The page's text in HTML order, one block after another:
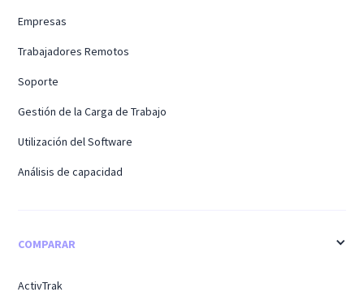
Empresas
Trabajadores Remotos
Soporte
Gestión de la Carga de Trabajo
Utilización del Software
Análisis de capacidad
COMPARAR
ActivTrak